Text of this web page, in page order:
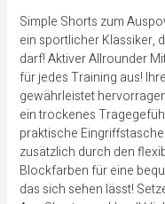
Simple Shorts zum
ein sportlicher Klassiker,
darf! Aktiver Allrounder
für jedes Training aus!
gewährleistet
ein trockenes
praktische
zusätzlich durch den
Blockfarben für eine
das sich sehen lässt!